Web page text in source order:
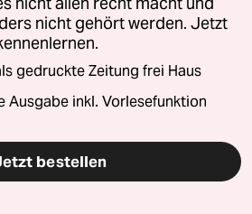
nicht gehört werden. Jetzt
gedruckte Zeitung frei Haus
Ausgabe inkl. Vorlesefunktion
bestellen